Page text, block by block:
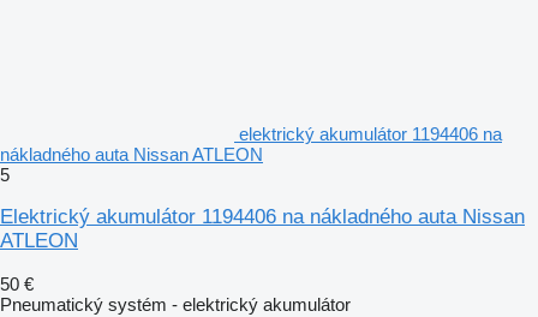
elektrický akumulátor 1194406 na
nákladného auta Nissan ATLEON
5
Elektrický akumulátor 1194406 na nákladného auta Nissan
ATLEON
50 €
Pneumatický systém - elektrický akumulátor